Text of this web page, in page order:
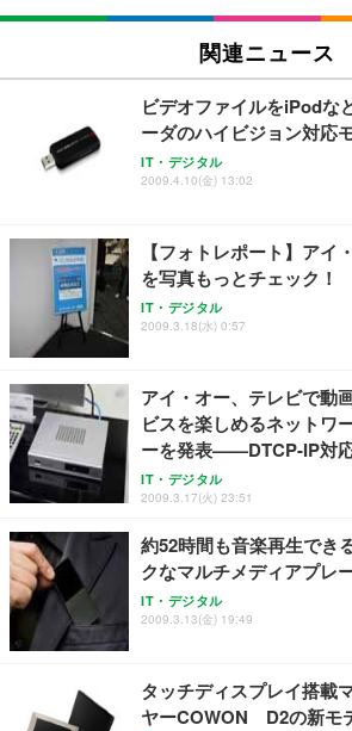
Sezlife オフィスチェア デス
ワーク チェア 強化バックレ
レスト 3Dヘッドレスト ハン
ョン PCチェア 通気性メッシ
務用 おしゃれ パソコンチェア
￥7,680
Sezlife オフィスチェア デス
レスト 3Dヘッドレスト ハン
ョン PCチェア 通気性メッシ
務用 おしゃれ パソコンチェア
￥7,680
ANDWINT オフィスチェア デ
ト 幅52×奥行58.5×高さ84～
勤務 ブラック
￥4,139
【純正品】27"ゲーミングモ
フック付き（CFI-ZDM1J）
￥49,979
【整備済み品】Dell E2724HS
応 ComfortView ビジネス向け
￥15,800
【MiniLED/24.5inch/280Hz/
像低減 (3年保証 | 輝点保証 |
￥34,980
ネオ・ルーライフ ネオ・オム
り 単品
￥1,800
Smart Basic(スマートベーシ
￥3,670
アイリスオーヤマ ペットシー
￥3,731
関連ニュース
ビデオファイルをiPodな
ーダのハイビジョン対応
IT・デジタル
2009.4.10(金) 13:02
【フォトレポート】アイ
を写真もっとチェック！
IT・デジタル
2009.3.18(水) 0:57
アイ・オー、テレビで動
ビスを楽しめるネットワ
ーを発表——DTCP-IP対
IT・デジタル
2009.3.17(火) 23:51
約52時間も音楽再生でき
クなマルチメディアプレ
IT・デジタル
2009.3.13(金) 19:49
タッチディスプレイ搭載
ヤーCOWON D2の新モ